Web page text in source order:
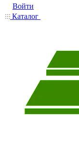
Войти
Каталог